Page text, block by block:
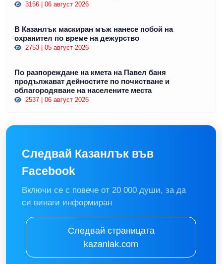
3156 | 06 август 2026
В Казанлък маскиран мъж нанесе побой на
охранител по време на дежурство
2753 | 05 август 2026
По разпореждане на кмета на Павел баня
продължават дейностите по почистване и
облагородяване на населените места
2537 | 06 август 2026
Следвай Казанлък във
Facebook
Включи се с повече от 20 000 души, за да
си винаги информиран
Следвай страницата
kazanlak.com